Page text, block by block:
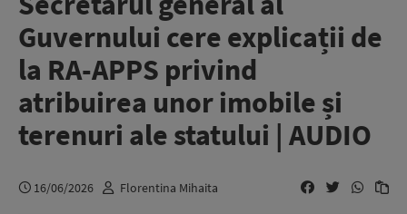
Guvernului cere explicații de
la RA-APPS privind
atribuirea unor imobile și
terenuri ale statului | AUDIO
16/06/2026 Florentina Mihaita